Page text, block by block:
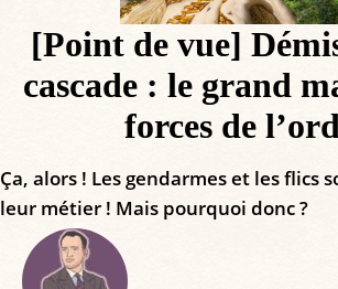
[Point de vue]
cascade : le grand
forces de
Ça, alors ! Les gendarmes et les flics
leur métier ! Mais pourquoi donc ?